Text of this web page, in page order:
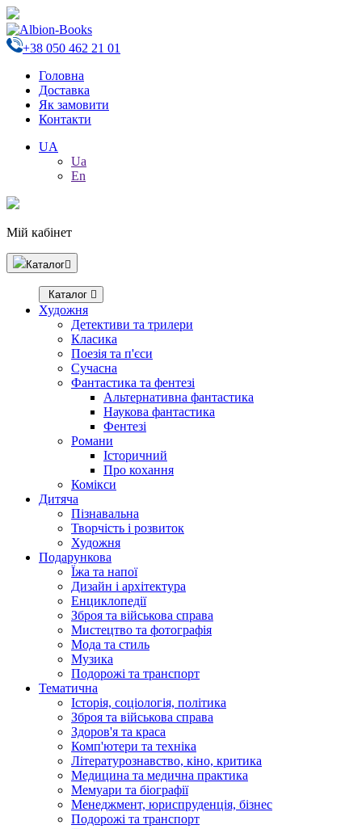
+38 050 462 21 01
Головна
Доставка
Як замовити
Контакти
UA
Ua
En
Мій кабінет
Каталог
Каталог
Художня
Детективи та трилери
Класика
Поезія та п'єси
Сучасна
Фантастика та фентезі
Альтернативна фантастика
Наукова фантастика
Фентезі
Романи
Історичний
Про кохання
Комікси
Дитяча
Пізнавальна
Творчість і розвиток
Художня
Подарункова
Їжа та напої
Дизайн і архітектура
Енциклопедії
Зброя та військова справа
Мистецтво та фотографія
Мода та стиль
Музика
Подорожі та транспорт
Тематична
Історія, соціологія, політика
Зброя та військова справа
Здоров'я та краса
Комп'ютери та техніка
Літературознавство, кіно, критика
Медицина та медична практика
Мемуари та біографії
Менеджмент, юриспруденція, бізнес
Подорожі та транспорт